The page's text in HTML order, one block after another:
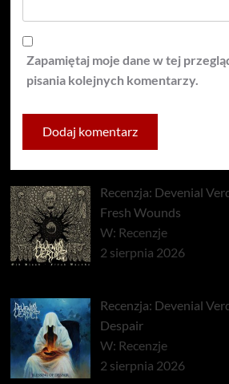
Zapamiętaj moje dane w tej
pisania kolejnych komentarzy.
Recenzja: Devenial
Fresh Wounds
W: Recenzje
2 sierpnia 2026
Recenzja: Devenial
Despair
W: Recenzje
2 sierpnia 2026